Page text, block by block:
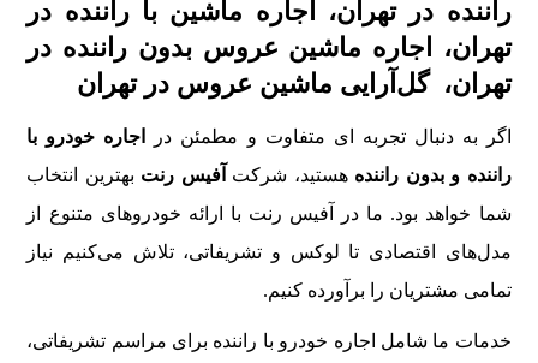
راننده در تهران، اجاره ماشین با راننده در
تهران، اجاره ماشین عروس بدون راننده در
تهران، گل‌آرایی ماشین عروس در تهران
اگر به دنبال تجربه‌ ای متفاوت و مطمئن در
اجاره خودرو با
راننده و بدون راننده هستید، شرکت آفیس رنت بهترین انتخاب
شما خواهد بود. ما در آفیس رنت با ارائه خودروهای متنوع از
مدل‌های اقتصادی تا لوکس و تشریفاتی، تلاش می‌کنیم نیاز
تمامی مشتریان را برآورده کنیم.
خدمات ما شامل اجاره خودرو با راننده برای مراسم تشریفاتی،